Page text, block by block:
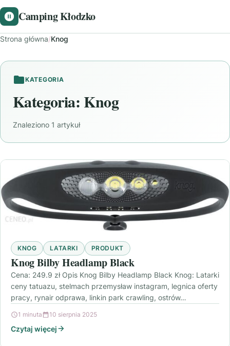
Camping Kłodzko
Strona główna/Knog
KATEGORIA
Kategoria: Knog
Znaleziono 1 artykuł
KNOG LATARKI PRODUKT
Knog Bilby Headlamp Black
Cena: 249.9 zł Opis Knog Bilby Headlamp Black Knog: Latarki
ceny tatuazu, stelmach przemysław instagram, legnica oferty
pracy, rynair odprawa, linkin park crawling, ostrów…
1 minuta 10 sierpnia 2025
Czytaj więcej